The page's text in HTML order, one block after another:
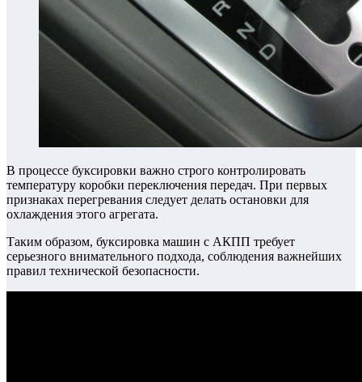
В процессе буксировки важно строго контролировать
температуру коробки переключения передач. При первых
признаках перегревания следует делать остановки для
охлаждения этого агрегата.
Таким образом, буксировка машин с АКПП требует
серьезного внимательного подхода, соблюдения важнейших
правил технической безопасности.